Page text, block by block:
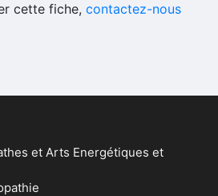
cette fiche, contactez-nous
et Arts Energétiques et